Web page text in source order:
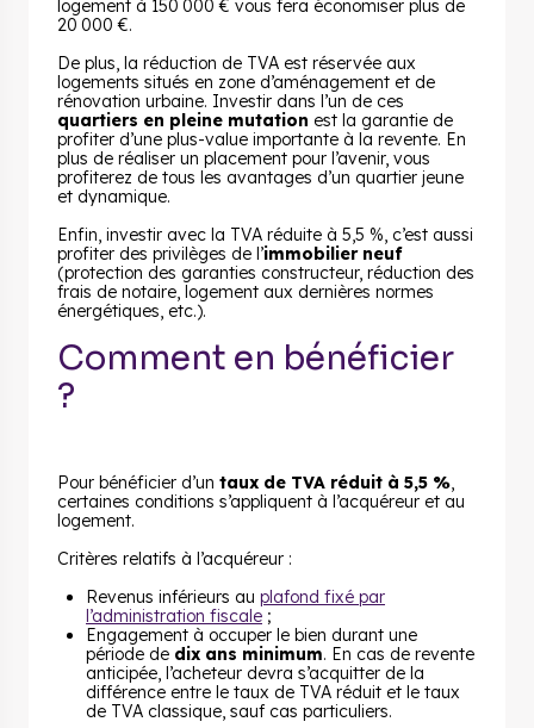
logement à 150 000 € vous fera économiser plus de
20 000 €.
De plus, la réduction de TVA est réservée aux
logements situés en zone d’aménagement et de
rénovation urbaine. Investir dans l’un de ces
quartiers en pleine mutation est la garantie de
profiter d’une plus-value importante à la revente. En
plus de réaliser un placement pour l’avenir, vous
profiterez de tous les avantages d’un quartier jeune
et dynamique.
Enfin, investir avec la TVA réduite à 5,5 %, c’est aussi
profiter des privilèges de l’immobilier neuf
(protection des garanties constructeur, réduction des
frais de notaire, logement aux dernières normes
énergétiques, etc.).
Comment en bénéficier
?
Pour bénéficier d’un taux de TVA réduit à 5,5 %,
certaines conditions s’appliquent à l’acquéreur et au
logement.
Critères relatifs à l’acquéreur :
Revenus inférieurs au plafond fixé par
l’administration fiscale ;
Engagement à occuper le bien durant une
période de dix ans minimum. En cas de revente
anticipée, l’acheteur devra s’acquitter de la
différence entre le taux de TVA réduit et le taux
de TVA classique, sauf cas particuliers.